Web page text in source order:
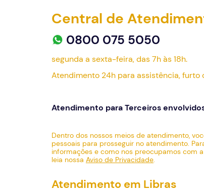
Central de
0800 075 5050
segunda a sexta-feira, das 7h às 18h.
Atendimento 24h para assistência, furto
Atendimento para Terceiros
Dentro dos nossos meios de atendimento,
pessoais para prosseguir no atendimento.
informações e como nos preocupamos com
leia nossa Aviso de Privacidade.
Atendimento em Libras